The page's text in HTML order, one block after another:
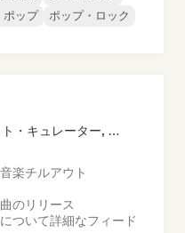
ポップ
ポップ・ロック
レーベル, プレイリスト・キュレーター, サウンドエキスパート
楽チルアウト
のリリース
ついて詳細なフィード